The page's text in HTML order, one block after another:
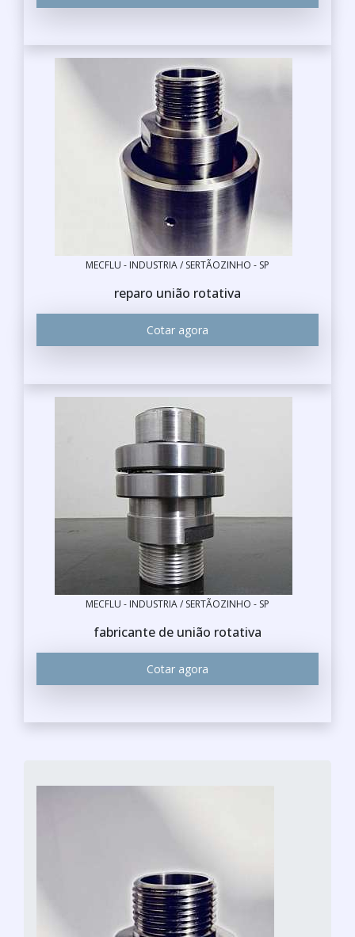
MECFLU - INDUSTRIA / SERTÃOZINHO - SP
reparo união rotativa
Cotar agora
MECFLU - INDUSTRIA / SERTÃOZINHO - SP
fabricante de união rotativa
Cotar agora